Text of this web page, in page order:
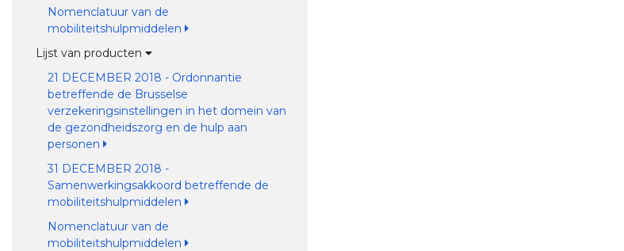
Nomenclatuur van de
mobiliteitshulpmiddelen
Lijst van producten
21 DECEMBER 2018 - Ordonnantie
betreffende de Brusselse
verzekeringsinstellingen in het domein van
de gezondheidszorg en de hulp aan
personen
31 DECEMBER 2018 -
Samenwerkingsakkoord betreffende de
mobiliteitshulpmiddelen
Nomenclatuur van de
mobiliteitshulpmiddelen